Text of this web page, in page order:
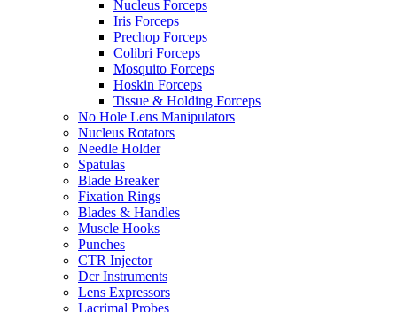
Nucleus Forceps
Iris Forceps
Prechop Forceps
Colibri Forceps
Mosquito Forceps
Hoskin Forceps
Tissue & Holding Forceps
No Hole Lens Manipulators
Nucleus Rotators
Needle Holder
Spatulas
Blade Breaker
Fixation Rings
Blades & Handles
Muscle Hooks
Punches
CTR Injector
Dcr Instruments
Lens Expressors
Lacrimal Probes